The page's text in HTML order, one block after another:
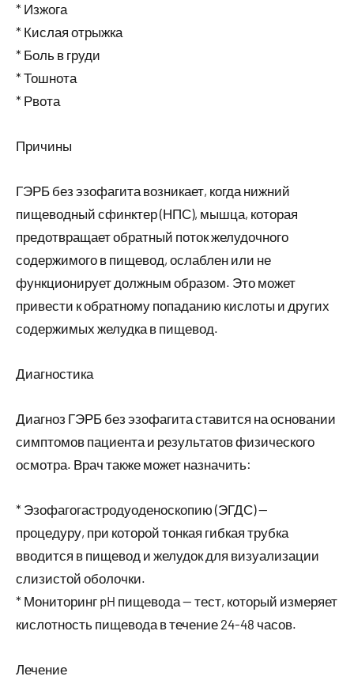
* Изжога
* Кислая отрыжка
* Боль в груди
* Тошнота
* Рвота
Причины
ГЭРБ без эзофагита возникает, когда нижний
пищеводный сфинктер (НПС), мышца, которая
предотвращает обратный поток желудочного
содержимого в пищевод, ослаблен или не
функционирует должным образом. Это может
привести к обратному попаданию кислоты и других
содержимых желудка в пищевод.
Диагностика
Диагноз ГЭРБ без эзофагита ставится на основании
симптомов пациента и результатов физического
осмотра. Врач также может назначить:
* Эзофагогастродуоденоскопию (ЭГДС) —
процедуру, при которой тонкая гибкая трубка
вводится в пищевод и желудок для визуализации
слизистой оболочки.
* Мониторинг pH пищевода — тест, который измеряет
кислотность пищевода в течение 24-48 часов.
Лечение